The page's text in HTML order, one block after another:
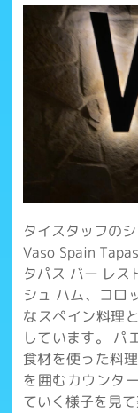
タイスタッフのシ
Vaso Spain
タパス バー レス
シュ ハム、コロ
なスペイン料理
しています。 パ
食材を使った料
を囲むカウンタ
ていく様子を見